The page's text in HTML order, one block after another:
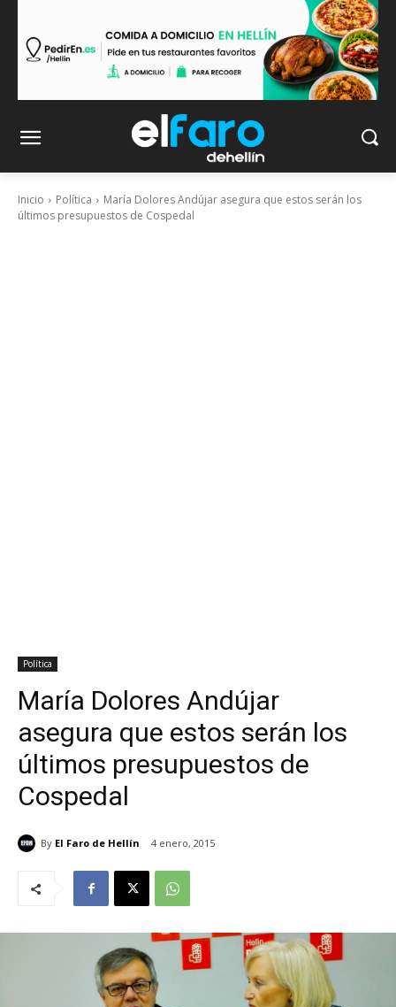
Inicio Política
María Dolores Andújar asegura que estos serán los
últimos presupuestos de Cospedal
Política
María Dolores Andújar
asegura que estos serán los
últimos presupuestos de
Cospedal
By El Faro de Hellín 4 enero, 2015